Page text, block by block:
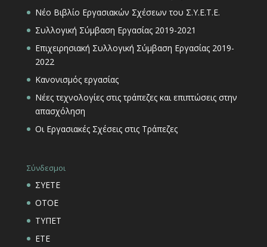
Νέο Βιβλίο Εργασιακών Σχέσεων του Σ.Υ.Ε.Τ.Ε.
Συλλογική Σύμβαση Εργασίας 2019-2021
Επιχειρησιακή Συλλογική Σύμβαση Εργασίας 2019-
2022
Κανονισμός εργασίας
Νέες τεχνολογίες στις τράπεζες και επιπτώσεις στην
απασχόληση
Οι Εργασιακές Σχέσεις στις Τράπεζες
Σύνδεσμοι
ΣΥΕΤΕ
ΟΤΟΕ
ΤΥΠΕΤ
ΕΤΕ